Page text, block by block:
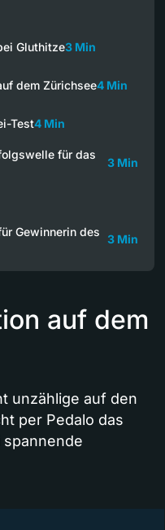
Gluthitze3 Min
dem Zürichsee4 Min
Test4 Min
für das
3 Min
Gewinnerin des
3 Min
auf dem
unzählige auf den
per Pedalo das